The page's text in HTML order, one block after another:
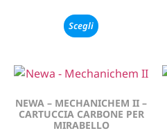
Scegli
NEWA – MECHANICHEM II –
CARTUCCIA CARBONE PER
MIRABELLO